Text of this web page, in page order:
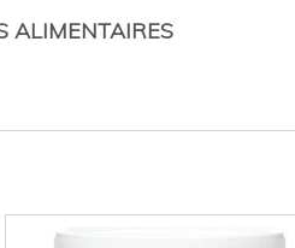
ALIMENTAIRES